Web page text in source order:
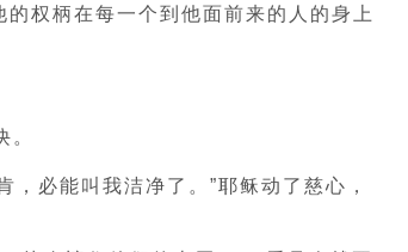
权柄在每一个到他面前来的人的身上
必能叫我洁净了。”耶稣动了慈心，